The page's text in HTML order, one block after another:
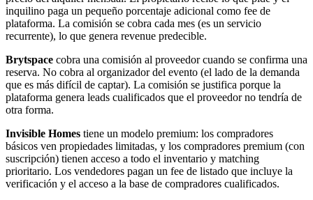
inquilino paga un pequeño porcentaje adicional como fee de
plataforma. La comisión se cobra cada mes (es un servicio
recurrente), lo que genera revenue predecible.
Brytspace cobra una comisión al proveedor cuando se confirma una
reserva. No cobra al organizador del evento (el lado de la demanda
que es más difícil de captar). La comisión se justifica porque la
plataforma genera leads cualificados que el proveedor no tendría de
otra forma.
Invisible Homes tiene un modelo premium: los compradores
básicos ven propiedades limitadas, y los compradores premium (con
suscripción) tienen acceso a todo el inventario y matching
prioritario. Los vendedores pagan un fee de listado que incluye la
verificación y el acceso a la base de compradores cualificados.